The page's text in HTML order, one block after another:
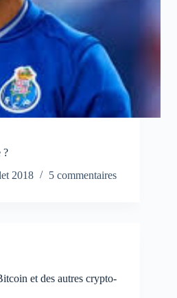
?
2018 5 commentaires
et des autres crypto-